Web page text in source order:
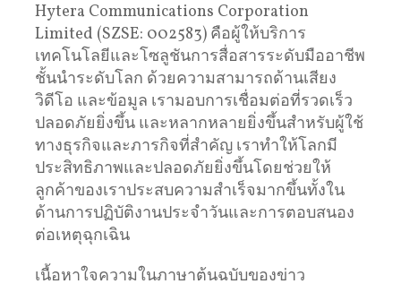
Hytera Communications Corporation
Limited (SZSE: 002583) คือผู้ให้บริการ
เทคโนโลยีและโซลูชันการสื่อสารระดับมืออาชีพ
ชั้นนำระดับโลก ด้วยความสามารถด้านเสียง
วิดีโอ และข้อมูล เรามอบการเชื่อมต่อที่รวดเร็ว
ปลอดภัยยิ่งขึ้น และหลากหลายยิ่งขึ้นสำหรับผู้ใช้
ทางธุรกิจและภารกิจที่สำคัญ เราทำให้โลกมี
ประสิทธิภาพและปลอดภัยยิ่งขึ้นโดยช่วยให้
ลูกค้าของเราประสบความสำเร็จมากขึ้นทั้งใน
ด้านการปฏิบัติงานประจำวันและการตอบสนอง
ต่อเหตุฉุกเฉิน
เนื้อหาใจความในภาษาต้นฉบับของข่าว